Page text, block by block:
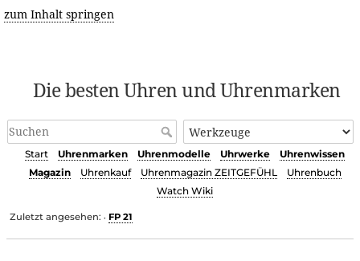
zum Inhalt springen
Die besten Uhren und Uhrenmarken
Start Uhrenmarken Uhrenmodelle Uhrwerke
Uhrenwissen
Magazin
Uhrenkauf Uhrenmagazin ZEITGEFÜHL
Uhrenbuch
Watch Wiki
Zuletzt angesehen: • FP 21